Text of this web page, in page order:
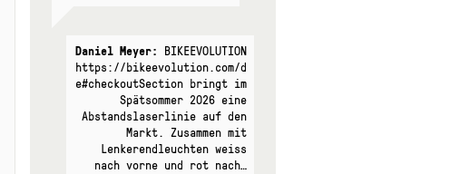
Daniel Meyer: BIKEEVOLUTION
https://bikeevolution.com/d
e#checkoutSection bringt im
Spätsommer 2026 eine
Abstandslaserlinie auf den
Markt. Zusammen mit
Lenkerendleuchten weiss
nach vorne und rot nach…